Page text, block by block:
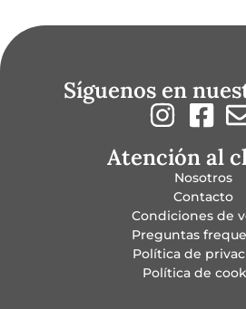
Síguenos en
Atención al
Nosotros
Contacto
Condiciones de
Preguntas
Política de
Política de